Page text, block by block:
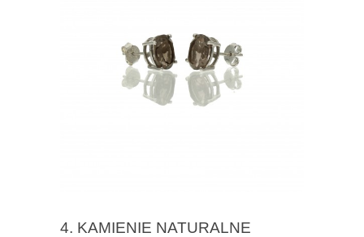
4. KAMIENIE NATURALNE